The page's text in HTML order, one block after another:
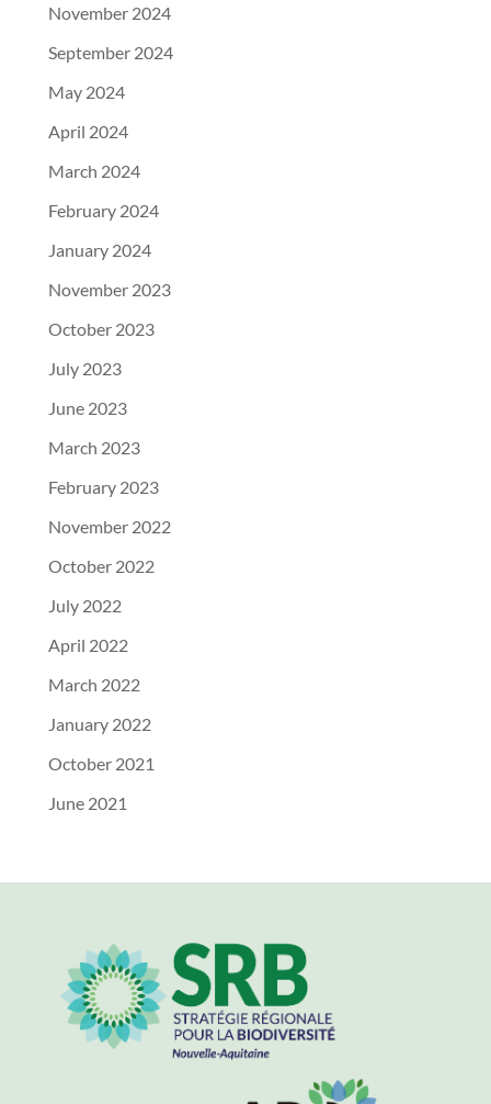
November 2024
September 2024
May 2024
April 2024
March 2024
February 2024
January 2024
November 2023
October 2023
July 2023
June 2023
March 2023
February 2023
November 2022
October 2022
July 2022
April 2022
March 2022
January 2022
October 2021
June 2021